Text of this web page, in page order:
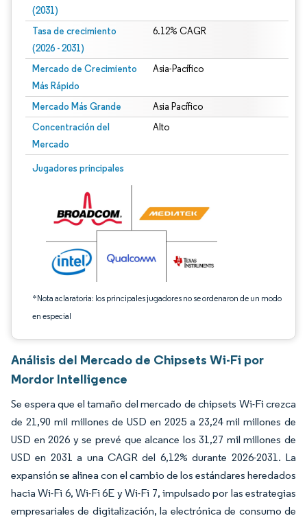
(2031)
Tasa de crecimiento
(2026 - 2031)
6.12% CAGR
Mercado de Crecimiento
Más Rápido
Asia-Pacífico
Mercado Más Grande Asia Pacífico
Concentración del
Mercado
Alto
Jugadores principales
*Nota aclaratoria: los principales jugadores no se ordenaron de un modo
en especial
Imagen © Mordor Intelligence. El uso requiere atribución según CC BY 4.0.
Análisis del Mercado de Chipsets Wi-Fi por
Mordor Intelligence
Se espera que el tamaño del mercado de chipsets Wi-Fi crezca
de 21,90 mil millones de USD en 2025 a 23,24 mil millones de
USD en 2026 y se prevé que alcance los 31,27 mil millones de
USD en 2031 a una CAGR del 6,12% durante 2026-2031. La
expansión se alinea con el cambio de los estándares heredados
hacia Wi-Fi 6, Wi-Fi 6E y Wi-Fi 7, impulsado por las estrategias
empresariales de digitalización, la electrónica de consumo de